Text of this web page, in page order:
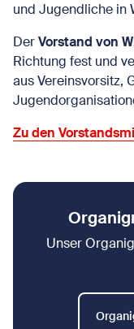
und Jugendliche in
DerVorstand von
Richtung fest und
aus Vereinsvorsitz,
Zu den
Unser